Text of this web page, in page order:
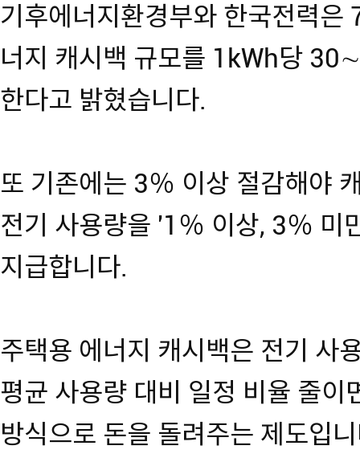
기후에너지환경부와 한국전력
너지 캐시백 규모를 1kWh당
한다고 밝혔습니다.
또 기존에는 3％ 이상 절감해야
전기 사용량을 '1％ 이상, 3％ 미
지급합니다.
주택용 에너지 캐시백은 전기 사
평균 사용량 대비 일정 비율 줄이
방식으로 돈을 돌려주는 제도입